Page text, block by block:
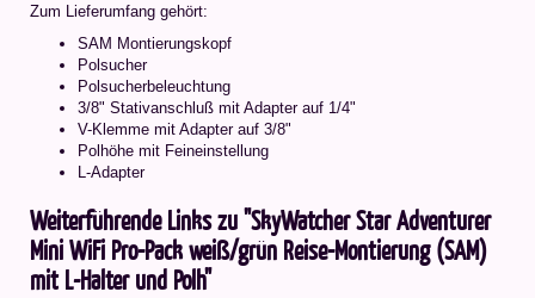
Zum Lieferumfang gehört:
SAM Montierungskopf
Polsucher
Polsucherbeleuchtung
3/8" Stativanschluß mit Adapter auf 1/4"
V-Klemme mit Adapter auf 3/8"
Polhöhe mit Feineinstellung
L-Adapter
Weiterführende Links zu "SkyWatcher Star Adventurer
Mini WiFi Pro-Pack weiß/grün Reise-Montierung (SAM)
mit L-Halter und Polh"